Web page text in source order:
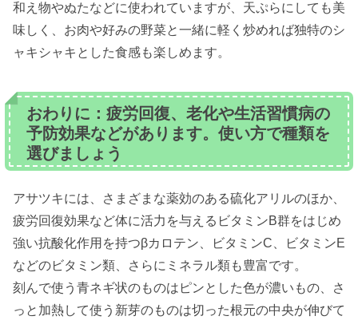
和え物やぬたなどに使われていますが、天ぷらにしても美
味しく、お肉や好みの野菜と一緒に軽く炒めれば独特のシ
ャキシャキとした食感も楽しめます。
おわりに：疲労回復、老化や生活習慣病の
予防効果などがあります。使い方で種類を
選びましょう
アサツキには、さまざまな薬効のある硫化アリルのほか、
疲労回復効果など体に活力を与えるビタミンB群をはじめ
強い抗酸化作用を持つβカロテン、ビタミンC、ビタミンE
などのビタミン類、さらにミネラル類も豊富です。
刻んで使う青ネギ状のものはピンとした色が濃いもの、さ
っと加熱して使う新芽のものは切った根元の中央が伸びて